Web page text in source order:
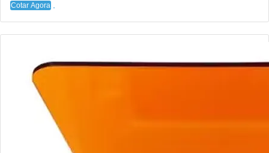
Cotar Agora